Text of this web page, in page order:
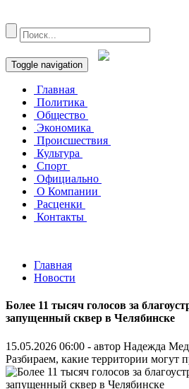
Toggle navigation
Главная
Политика
Общество
Экономика
Происшествия
Культура
Спорт
Официально
О Компании
Расценки
Контакты
Главная
Новости
Более 11 тысяч голосов за
запущенный сквер в Челябинске
15.05.2026 06:00 - автор Надежда
Разбираем, какие территории могут